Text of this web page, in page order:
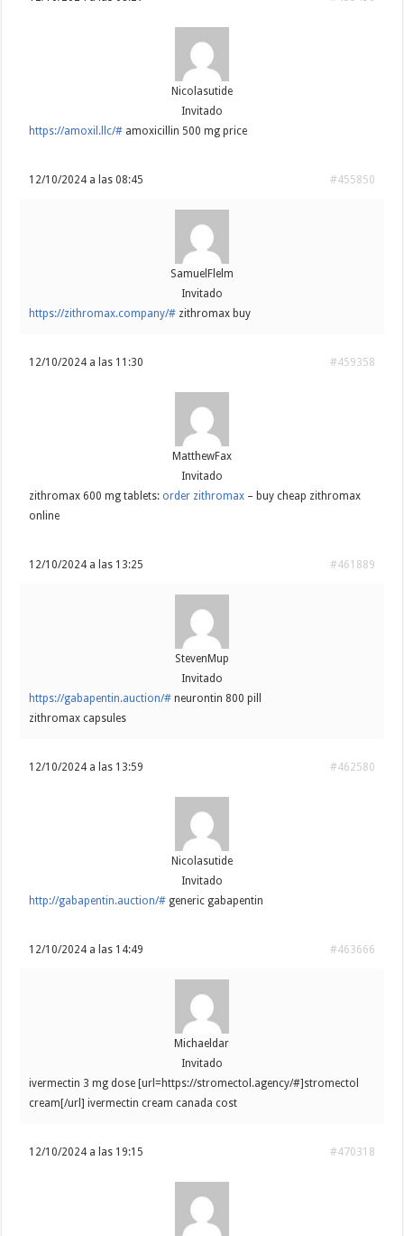
Nicolasutide
Invitado
https://amoxil.llc/# amoxicillin 500 mg price
12/10/2024 a las 08:45 #455850
SamuelFlelm
Invitado
https://zithromax.company/# zithromax buy
12/10/2024 a las 11:30 #459358
MatthewFax
Invitado
zithromax 600 mg tablets: order zithromax – buy cheap zithromax
online
12/10/2024 a las 13:25 #461889
StevenMup
Invitado
https://gabapentin.auction/# neurontin 800 pill
zithromax capsules
12/10/2024 a las 13:59 #462580
Nicolasutide
Invitado
http://gabapentin.auction/# generic gabapentin
12/10/2024 a las 14:49 #463666
Michaeldar
Invitado
ivermectin 3 mg dose [url=https://stromectol.agency/#]stromectol
cream[/url] ivermectin cream canada cost
12/10/2024 a las 19:15 #470318